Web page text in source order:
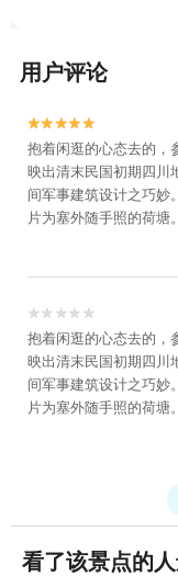
用户评论


抱着闲逛的心态去的，
映出清末民国初期四川
间军事建筑设计之巧妙
片为塞外随手照的荷塘。


抱着闲逛的心态去的，
映出清末民国初期四川
间军事建筑设计之巧妙
片为塞外随手照的荷塘。
看了该景点的